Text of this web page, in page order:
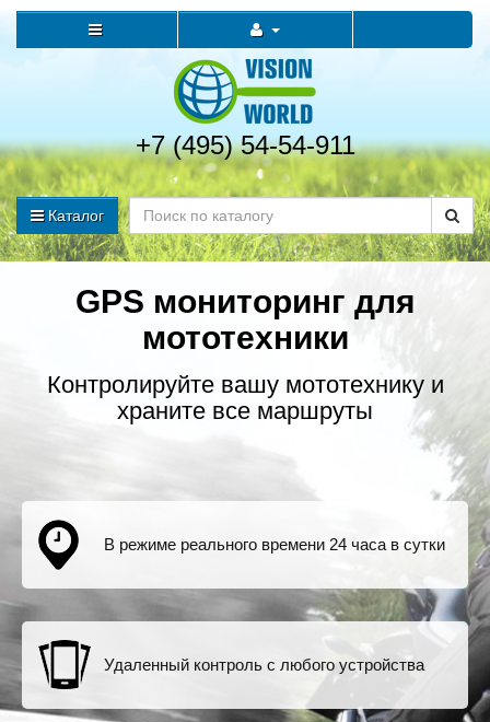
+7 (495) 54-54-911
Каталог
GPS мониторинг для
мототехники
Контролируйте вашу мототехнику и
храните все маршруты
В режиме реального времени 24 часа в сутки
Удаленный контроль с любого устройства